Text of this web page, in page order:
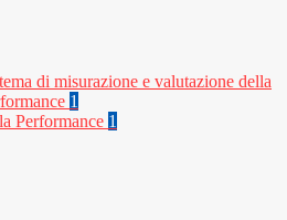
di misurazione e valutazione della
1
Performance 1